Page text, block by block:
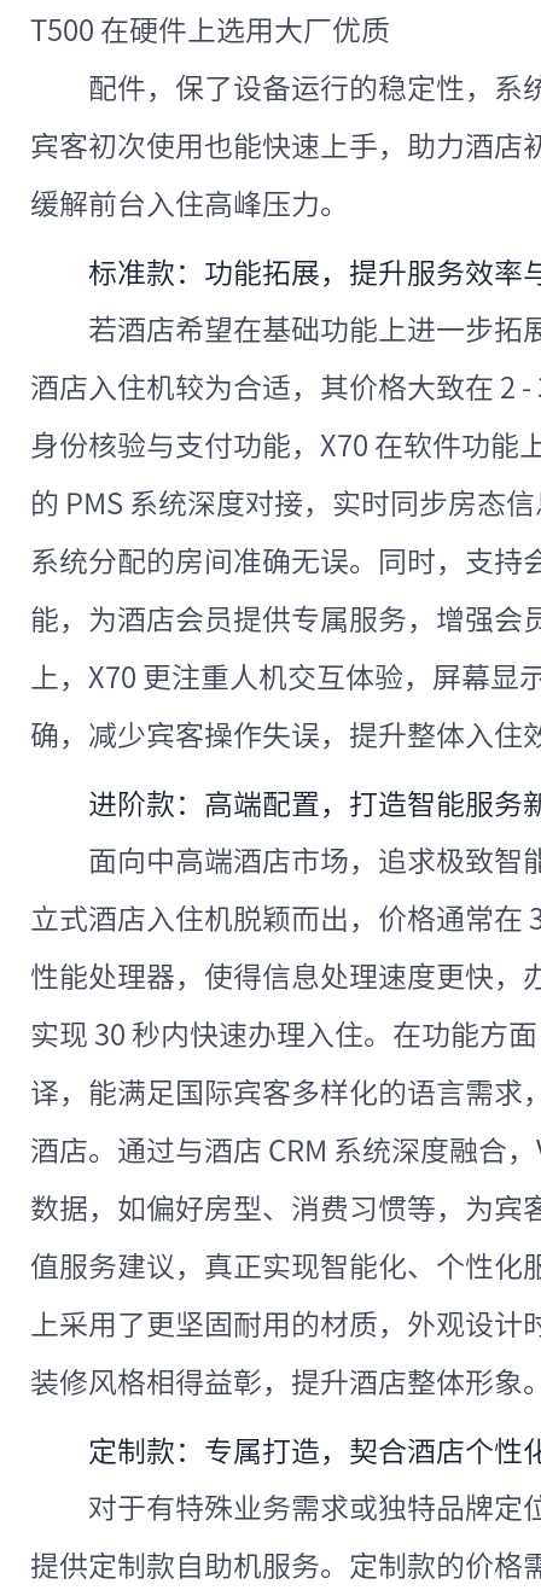
T500 在硬件上选用大厂优质
配件，保了设备运行的稳定性，系
宾客初次使用也能快速上手，助力酒店
缓解前台入住高峰压力。
标准款：功能拓展，提升服务效率
若酒店希望在基础功能上进一步拓
酒店入住机较为合适，其价格大致在 2
身份核验与支付功能，X70 在软件功能
的 PMS 系统深度对接，实时同步房态
系统分配的房间准确无误。同时，支持
能，为酒店会员提供专属服务，增强会
上，X70 更注重人机交互体验，屏幕显
确，减少宾客操作失误，提升整体入住
进阶款：高端配置，打造智能服务
面向中高端酒店市场，追求极致智
立式酒店入住机脱颖而出，价格通常在
性能处理器，使得信息处理速度更快，
实现 30 秒内快速办理入住。在功能方
译，能满足国际宾客多样化的语言需求
酒店。通过与酒店 CRM 系统深度融合
数据，如偏好房型、消费习惯等，为宾
值服务建议，真正实现智能化、个性化
上采用了更坚固耐用的材质，外观设
装修风格相得益彰，提升酒店整体形象
定制款：专属打造，契合酒店个性
对于有特殊业务需求或独特品牌定
提供定制款自助机服务。定制款的价格